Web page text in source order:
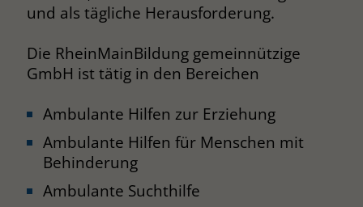
und als tägliche Herausforderung.
Die RheinMainBildung gemeinnützige
GmbH ist tätig in den Bereichen
Ambulante Hilfen zur Erziehung
Ambulante Hilfen für Menschen mit
Behinderung
Ambulante Suchthilfe
Anbieter .fonts.net
Laufzeit 30 Minuten
This cookie, set by Cloudflare, is used to
support Cloudflare Bot Management.
Name
Anbieter jobs.stiftung-liebenau.de